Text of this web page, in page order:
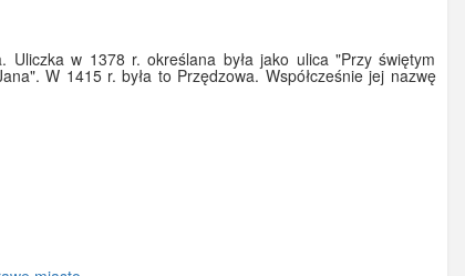
Uliczka w 1378 r. określana była jako ulica "Przy świętym
W 1415 r. była to Przędzowa. Współcześnie jej nazwę